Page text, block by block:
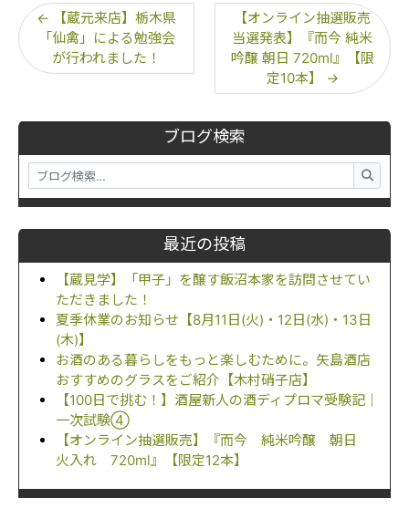
ブログ検索
最近の投稿
【蔵見学】「甲子」を醸す飯沼本家を訪問させてい
ただきました！
夏季休業のお知らせ【8月11日(火)・12日(水)・13日
(木)】
お酒のある暮らしをもっと楽しむために。矢島酒店
おすすめのグラスをご紹介【木村硝子店】
【100日で挑む！】酒屋新人の酒ディプロマ受験記｜
一次試験④
【オンライン抽選販売】『而今 純米吟醸 朝日
火入れ 720ml』【限定12本】
← 【蔵元来店】栃木県
「仙禽」による勉強会
が行われました！
【オンライン抽選販売
当選発表】『而今 純米
吟醸 朝日 720ml』【限
定10本】
→